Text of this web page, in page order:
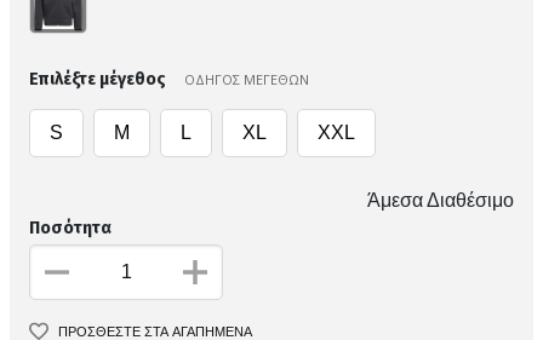
Επιλέξτε μέγεθος ΟΔΗΓΟΣ ΜΕΓΕΘΩΝ
S M L XL XXL
Άμεσα Διαθέσιμο
Ποσότητα
ΠΡΟΣΘΕΣΤΕ ΣΤΑ ΑΓΑΠΗΜΕΝΑ